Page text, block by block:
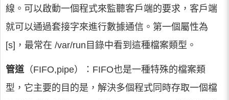
線。可以啟動一個程式來監聽客戶端的要求，客戶端
就可以通過套接字來進行數據通信。第一個屬性為
[s]，最常在 /var/run目錄中看到這種檔案類型。
管道 （FIFO,pipe）：FIFO也是一種特殊的檔案類
型，它主要的目的是，解決多個程式同時存取一個檔